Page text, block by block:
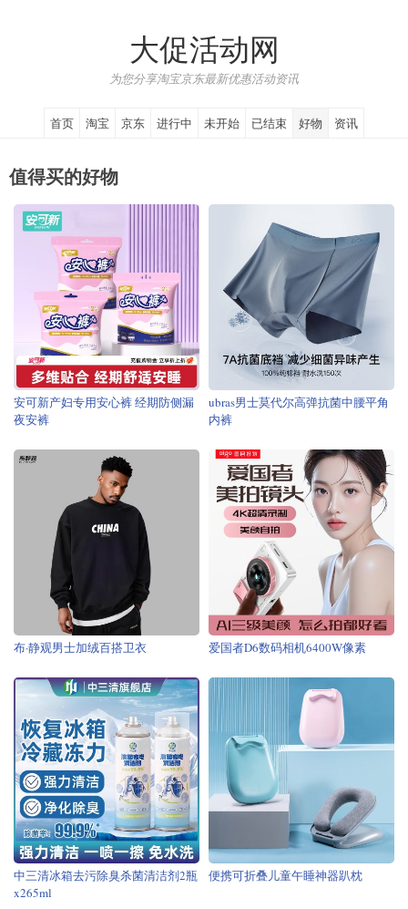
大促活动网
为您分享淘宝京东最新优惠活动资讯
首页 淘宝 京东 进行中 未开始 已结束 好物 资讯
值得买的好物
安可新产妇专用安心裤 经期防侧漏
夜安裤
ubras男士莫代尔高弹抗菌中腰平角
内裤
布·静观男士加绒百搭卫衣 爱国者D6数码相机6400W像素
中三清冰箱去污除臭杀菌清洁剂2瓶
x265ml
便携可折叠儿童午睡神器趴枕